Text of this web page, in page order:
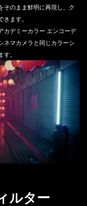
そのまま鮮明に再現し、ク
ます。
カデミーカラー エンコーデ
ネマカメラと同じカラーシ
。
ルター